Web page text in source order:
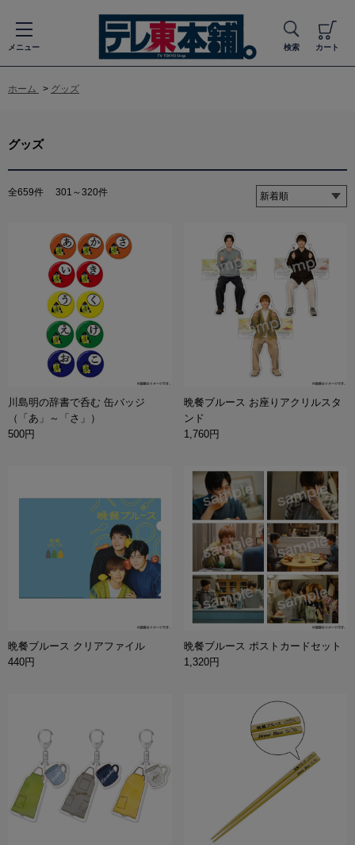
メニュー 検索 カート
ホーム > グッズ
グッズ
全659件 301～320件
川島明の辞書で呑む 缶バッジ
（「あ」～「さ」）
500円
晩餐ブルース お座りアクリルスタ
ンド
1,760円
晩餐ブルース クリアファイル
440円
晩餐ブルース ポストカードセット
1,320円